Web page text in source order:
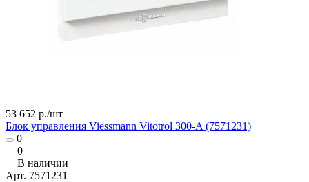
53 652 р./шт
Блок управления Viessmann Vitotrol 300-A (7571231)
0
0
В наличии
Арт. 7571231